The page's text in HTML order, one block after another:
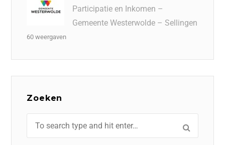
Participatie en Inkomen –
Gemeente Westerwolde – Sellingen
60 weergaven
Zoeken